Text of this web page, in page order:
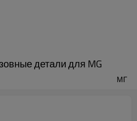
детали для MG
МГ